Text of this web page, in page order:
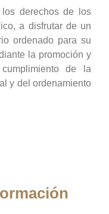
derechos de los
a disfrutar de un
ordenado para su
la promoción y
de la
y del ordenamiento